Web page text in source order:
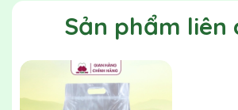
4. Hướng dẫn bảo quản
Cất giữ nơi khô ráo, thoáng mát.
Đậy kín sau khi mở bao bì
Sản phẩm liên